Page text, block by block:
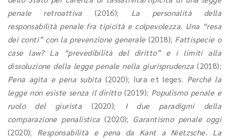
penale retroattiva (2016); La personalità della
responsabilità penale fra tipicità e colpevolezza. Una “resa
dei conti” con la prevenzione generale (2018); Fattispecie o
case law? La “prevedibilità del diritto” e i limiti alla
dissoluzione della legge penale nella giurisprudenza(2018);
Pena agìta e pena subìta (2020); Iura et leges. Perché la
legge non esiste senza il diritto(2019); Populismo penale e
ruolo del giurista (2020);
I due paradigmi della
comparazione penalistica (2020); Garantismo penale oggi
(2020); Responsabilità e pena da Kant a Nietzsche. La